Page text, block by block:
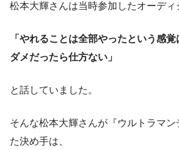
松本大輝さんは当時参加したオーディ
「やれることは全部やったという感
ダメだったら仕方ない」
と話していました。
そんな松本大輝さんが『ウルトラマ
た決め手は、